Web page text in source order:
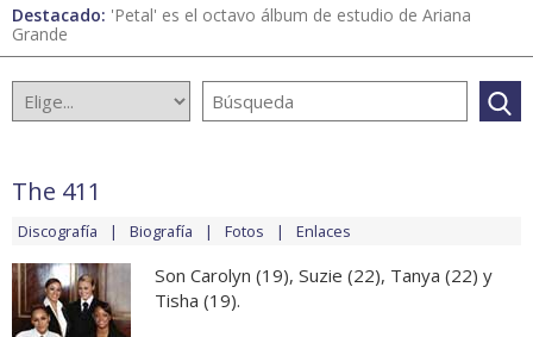
Destacado: 'Petal' es el octavo álbum de estudio de Ariana
Grande
The 411
Discografía Biografía Fotos Enlaces
Son Carolyn (19), Suzie (22), Tanya (22) y
Tisha (19).